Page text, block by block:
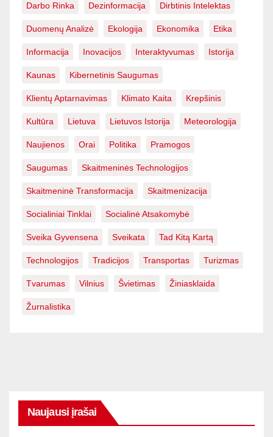
Darbo Rinka Dezinformacija Dirbtinis Intelektas
Duomenų Analizė Ekologija Ekonomika Etika
Informacija Inovacijos Interaktyvumas Istorija
Kaunas Kibernetinis Saugumas
Klientų Aptarnavimas Klimato Kaita Krepšinis
Kultūra Lietuva Lietuvos Istorija Meteorologija
Naujienos Orai Politika Pramogos
Saugumas Skaitmeninės Technologijos
Skaitmeninė Transformacija Skaitmenizacija
Socialiniai Tinklai Socialinė Atsakomybė
Sveika Gyvensena Sveikata Tad Kitą Kartą
Technologijos Tradicijos Transportas Turizmas
Tvarumas Vilnius Švietimas Žiniasklaida
Žurnalistika
Naujausi įrašai